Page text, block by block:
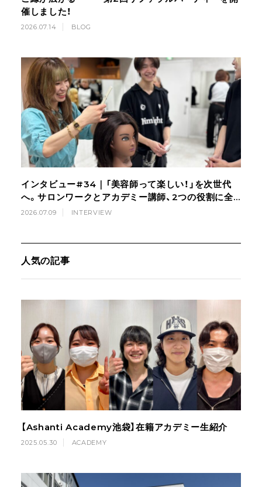
催しました！
2026.07.14 BLOG
インタビュー#34｜「美容師って楽しい！」を次世代
へ。サロンワークとアカデミー講師、2つの役割に全
力で向き合う美容師の挑戦
2026.07.09 INTERVIEW
人気の記事
【Ashanti Academy池袋】在籍アカデミー生紹介
2025.05.30 ACADEMY